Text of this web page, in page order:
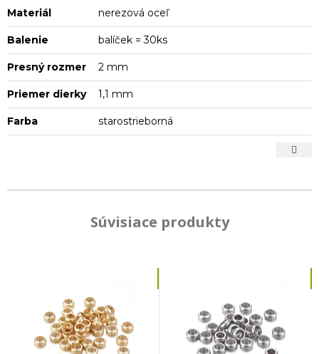
Materiál nerezová oceľ
Balenie balíček = 30ks
Presný rozmer 2 mm
Priemer dierky 1,1 mm
Farba starostrieborná
Súvisiace produkty